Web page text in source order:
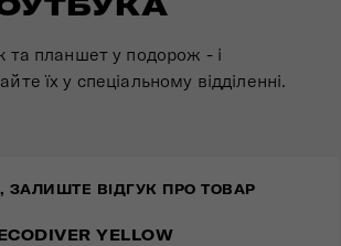
та планшет у подорож - і
їх у спеціальному відділенні.
ЗАЛИШТЕ ВІДГУК ПРО ТОВАР
YELLOW